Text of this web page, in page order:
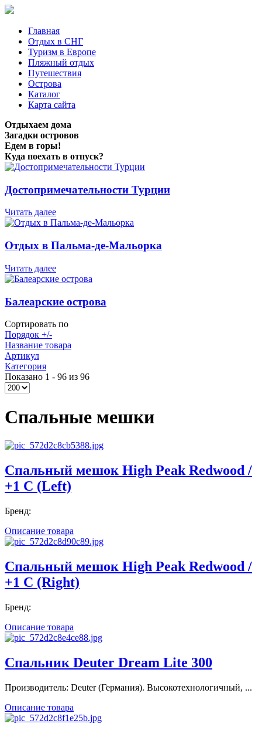
Главная
Отдых в СНГ
Туризм в Европе
Пляжный отдых
Путешествия
Острова
Каталог
Карта сайта
Отдыхаем дома
Загадки островов
Едем в горы!
Куда поехать в отпуск?
Достопримечательности Турции
Читать далее
Отдых в Пальма-де-Мальорка
Читать далее
Балеарские острова
Сортировать по
Порядок +/-
Название товара
Артикул
Категория
Показано 1 - 96 из 96
Спальные мешки
Спальный мешок High Peak Redwood /
+1 C (Left)
Бренд:
Описание товара
Спальный мешок High Peak Redwood /
+1 C (Right)
Бренд:
Описание товара
Спальник Deuter Dream Lite 300
Производитель: Deuter (Германия). Высокотехнологичный, ...
Описание товара